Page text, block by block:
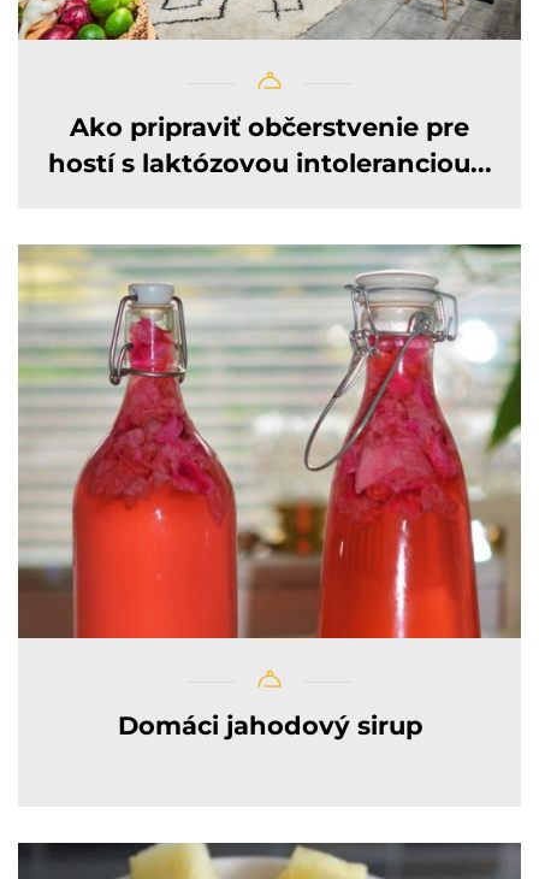
Ako pripraviť občerstvenie pre
hostí s laktózovou intoleranciou...
Domáci jahodový sirup